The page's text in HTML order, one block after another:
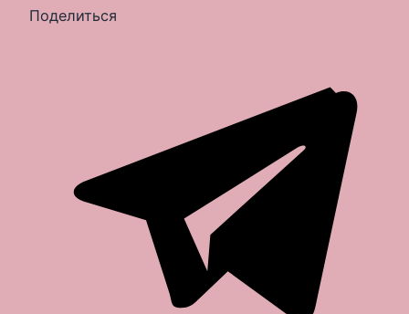
Поделиться